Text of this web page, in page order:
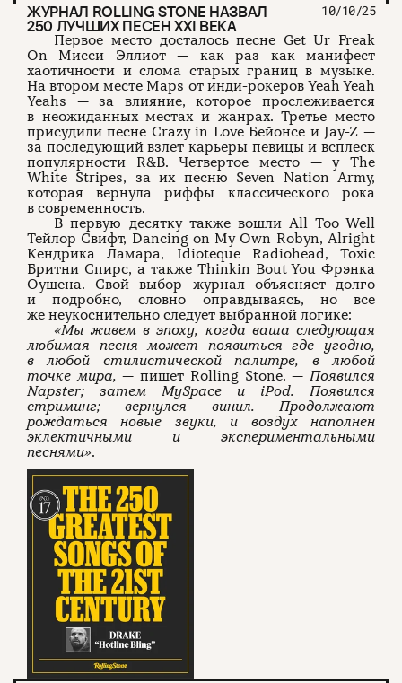
ЖУРНАЛ ROLLING STONE НАЗВАЛ
250 ЛУЧШИХ ПЕСЕН XXI ВЕКА
10/10/25
Первое место досталось песне Get Ur Freak
On Мисси Эллиот — как раз как манифест
хаотичности и слома старых границ в музыке.
На втором месте Maps от инди-рокеров Yeah Yeah
Yeahs — за влияние, которое прослеживается
в неожиданных местах и жанрах. Третье место
присудили песне Crazy in Love Бейонсе и Jay-Z —
за последующий взлет карьеры певицы и всплеск
популярности R&B. Четвертое место — у The
White Stripes, за их песню Seven Nation Army,
которая вернула риффы классического рока
в современность.
В первую десятку также вошли All Too Well
Тейлор Свифт, Dancing on My Own Robyn, Alright
Кендрика Ламара, Idioteque Radiohead, Toxic
Бритни Спирс, а также Thinkin Bout You Фрэнка
Оушена. Свой выбор журнал объясняет долго
и подробно, словно оправдываясь, но все
же неукоснительно следует выбранной логике:
«Мы живем в эпоху, когда ваша следующая
любимая песня может появиться где угодно,
в любой стилистической палитре, в любой
точке мира, — пишет Rolling Stone. — Появился
Napster; затем MySpace и iPod. Появился
стриминг; вернулся винил. Продолжают
рождаться новые звуки, и воздух наполнен
эклектичными и экспериментальными
песнями».